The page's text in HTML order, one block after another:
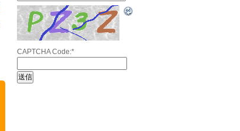
CAPTCHA Code:*